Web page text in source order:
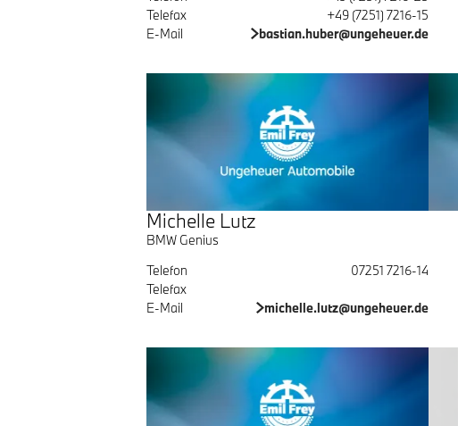
Telefax
+49 (7251) 7216-15
E-Mail
bastian.huber@ungeheuer.de
Michelle Lutz
BMW Genius
Telefon
07251 7216-14
Telefax
E-Mail
michelle.lutz@ungeheuer.de